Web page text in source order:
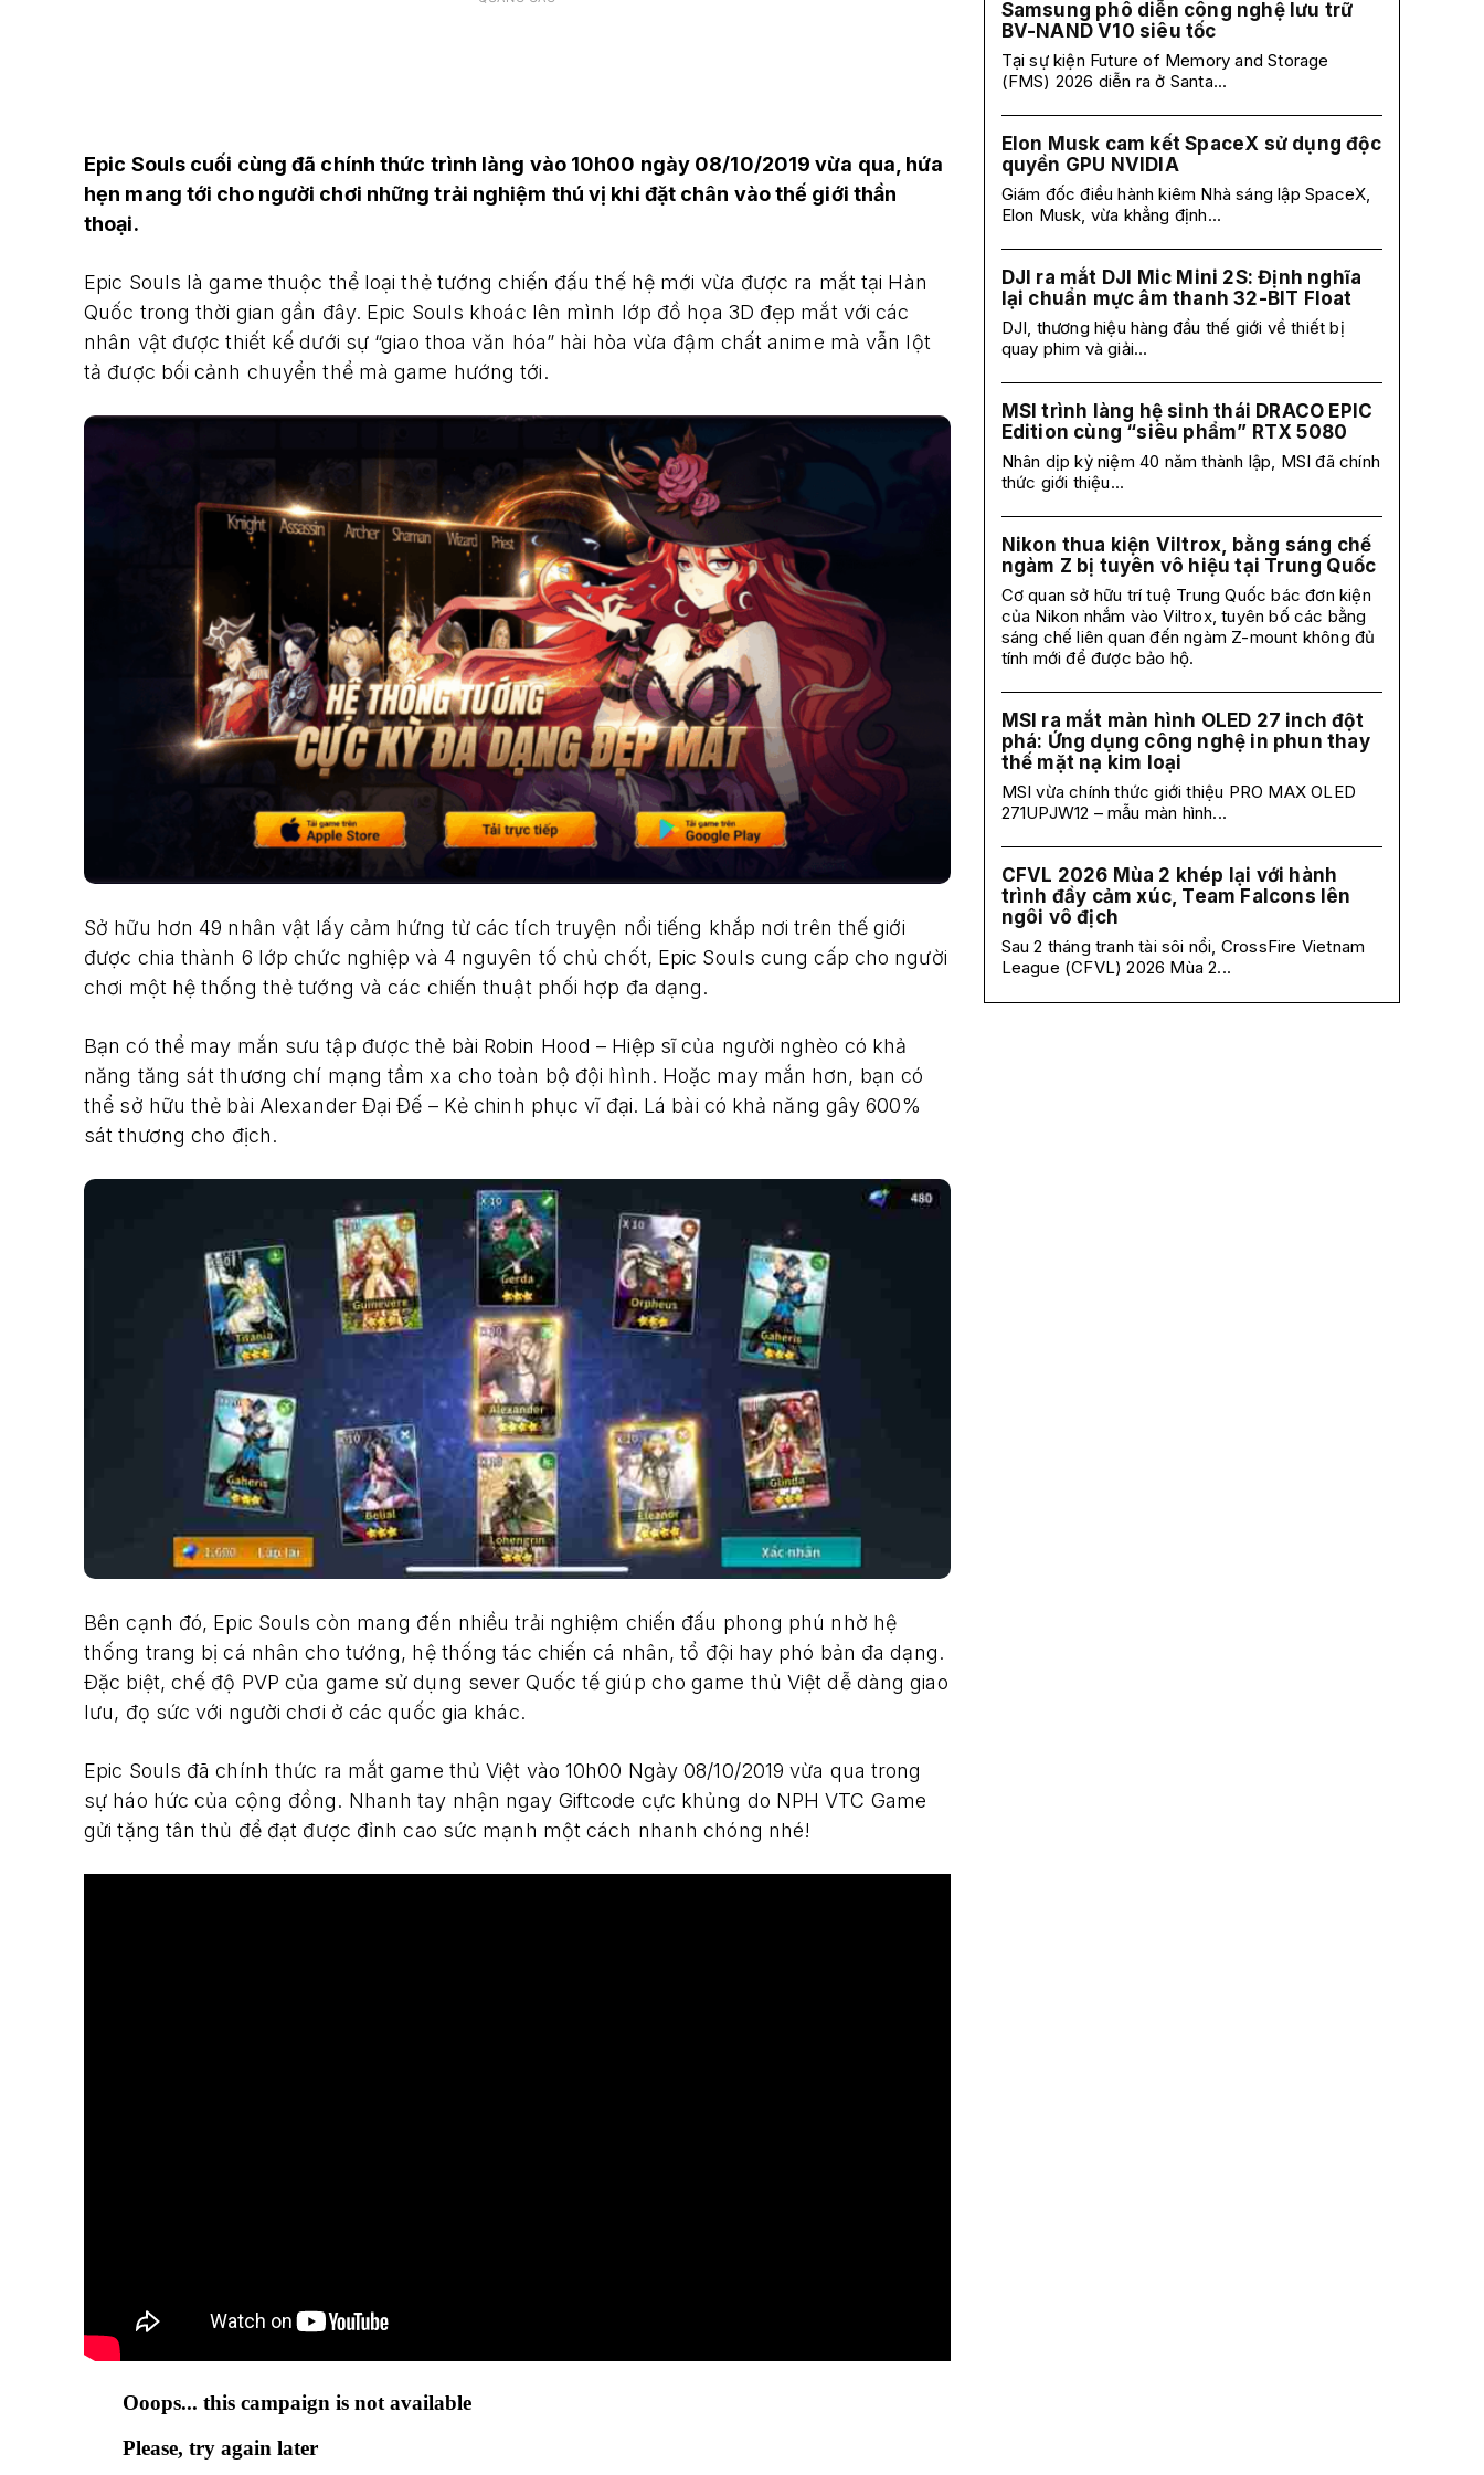
Epic Souls cuối cùng đã chính thức trình làng vào 10h00 ngày 08/10/2019 vừa qua, hứa
hẹn mang tới cho người chơi những trải nghiệm thú vị khi đặt chân vào thế giới thần
thoại.
Epic Souls là game thuộc thể loại thẻ tướng chiến đấu thế hệ mới vừa được ra mắt tại Hàn
Quốc trong thời gian gần đây. Epic Souls khoác lên mình lớp đồ họa 3D đẹp mắt với các
nhân vật được thiết kế dưới sự “giao thoa văn hóa” hài hòa vừa đậm chất anime mà vẫn lột
tả được bối cảnh chuyển thể mà game hướng tới.
Sở hữu hơn 49 nhân vật lấy cảm hứng từ các tích truyện nổi tiếng khắp nơi trên thế giới
được chia thành 6 lớp chức nghiệp và 4 nguyên tố chủ chốt, Epic Souls cung cấp cho người
chơi một hệ thống thẻ tướng và các chiến thuật phối hợp đa dạng.
Bạn có thể may mắn sưu tập được thẻ bài Robin Hood – Hiệp sĩ của người nghèo có khả
năng tăng sát thương chí mạng tầm xa cho toàn bộ đội hình. Hoặc may mắn hơn, bạn có
thể sở hữu thẻ bài Alexander Đại Đế – Kẻ chinh phục vĩ đại. Lá bài có khả năng gây 600%
sát thương cho địch.
Bên cạnh đó, Epic Souls còn mang đến nhiều trải nghiệm chiến đấu phong phú nhờ hệ
thống trang bị cá nhân cho tướng, hệ thống tác chiến cá nhân, tổ đội hay phó bản đa dạng.
Đặc biệt, chế độ PVP của game sử dụng sever Quốc tế giúp cho game thủ Việt dễ dàng giao
lưu, đọ sức với người chơi ở các quốc gia khác.
Epic Souls đã chính thức ra mắt game thủ Việt vào 10h00 Ngày 08/10/2019 vừa qua trong
sự háo hức của cộng đồng. Nhanh tay nhận ngay Giftcode cực khủng do NPH VTC Game
gửi tặng tân thủ để đạt được đỉnh cao sức mạnh một cách nhanh chóng nhé!
Samsung phô diễn công nghệ lưu trữ
BV-NAND V10 siêu tốc
Tại sự kiện Future of Memory and Storage
(FMS) 2026 diễn ra ở Santa...
Elon Musk cam kết SpaceX sử dụng độc
quyền GPU NVIDIA
Giám đốc điều hành kiêm Nhà sáng lập SpaceX,
Elon Musk, vừa khẳng định...
DJI ra mắt DJI Mic Mini 2S: Định nghĩa
lại chuẩn mực âm thanh 32-BIT Float
DJI, thương hiệu hàng đầu thế giới về thiết bị
quay phim và giải...
MSI trình làng hệ sinh thái DRACO EPIC
Edition cùng “siêu phẩm” RTX 5080
Nhân dịp kỷ niệm 40 năm thành lập, MSI đã chính
thức giới thiệu...
Nikon thua kiện Viltrox, bằng sáng chế
ngàm Z bị tuyên vô hiệu tại Trung Quốc
Cơ quan sở hữu trí tuệ Trung Quốc bác đơn kiện
của Nikon nhắm vào Viltrox, tuyên bố các bằng
sáng chế liên quan đến ngàm Z-mount không đủ
tính mới để được bảo hộ.
MSI ra mắt màn hình OLED 27 inch đột
phá: Ứng dụng công nghệ in phun thay
thế mặt nạ kim loại
MSI vừa chính thức giới thiệu PRO MAX OLED
271UPJW12 – mẫu màn hình...
CFVL 2026 Mùa 2 khép lại với hành
trình đầy cảm xúc, Team Falcons lên
ngôi vô địch
Sau 2 tháng tranh tài sôi nổi, CrossFire Vietnam
League (CFVL) 2026 Mùa 2...